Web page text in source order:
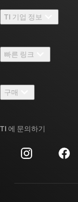
TI 기업 정보
채용
뉴스룸
이벤트
투자 관계
빠른 링크
TI E2E™ 설계 지원
대체품 검색
고객 지원 센터
구매
주문 FAQ
TI 에 문의하기